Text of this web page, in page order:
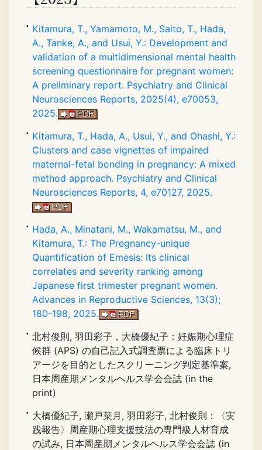
Kitamura, T., Yamamoto, M., Saito, T., Hada,
A., Tanke, A., and Usui, Y.: Development and
validation of a multidimensional mental health
screening questionnaire for pregnant women:
A preliminary report. Psychiatry and Clinical
Neurosciences Reports, 2025(4), e70053,
2025.
Kitamura, T., Hada, A., Usui, Y., and Ohashi, Y.:
Clusters and case vignettes of impaired
maternal-fetal bonding in pregnancy: A mixed
method approach. Psychiatry and Clinical
Neurosciences Reports, 4, e70127, 2025.
Hada, A., Minatani, M., Wakamatsu, M., and
Kitamura, T.: The Pregnancy-unique
Quantification of Emesis: Its clinical
correlates and severity ranking among
Japanese first trimester pregnant women.
Advances in Reproductive Sciences, 13(3);
180-198, 2025.
北村俊則, 羽田彩子，大橋優紀子：妊娠期心理症
候群 (APS) の自己記入式調査票による臨床トリ
アージを目的としたスクリーニング判定基準案,
日本周産期メンタルヘルス学会会誌 (in the
print)
大橋優紀子, 瀬戸菜月, 羽田彩子, 北村俊則：〈実
践報告〉周産期心理支援技法の専門級人材育成
の試み, 日本周産期メンタルヘルス学会会誌 (in